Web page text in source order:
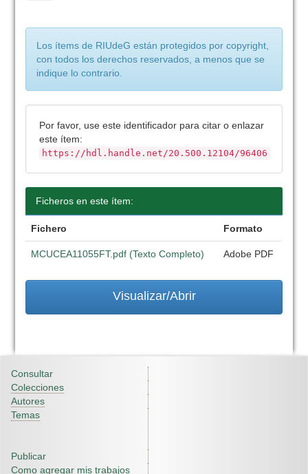
Los ítems de RIUdeG están protegidos por copyright,
con todos los derechos reservados, a menos que se
indique lo contrario.
Por favor, use este identificador para citar o enlazar
este ítem:
https://hdl.handle.net/20.500.12104/96406
Ficheros en este ítem:
Fichero Formato
MCUCEA11055FT.pdf (Texto Completo) Adobe PDF
Visualizar/Abrir
Consultar
Colecciones
Autores
Temas
Publicar
Como agregar mis trabajos